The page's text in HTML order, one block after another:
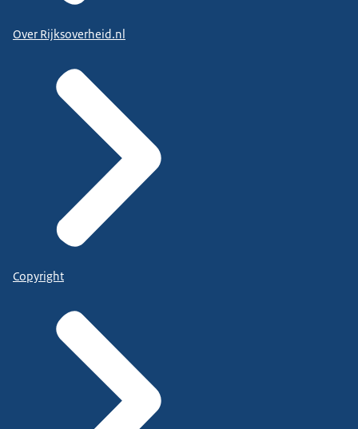
Over Rijksoverheid.nl
Copyright